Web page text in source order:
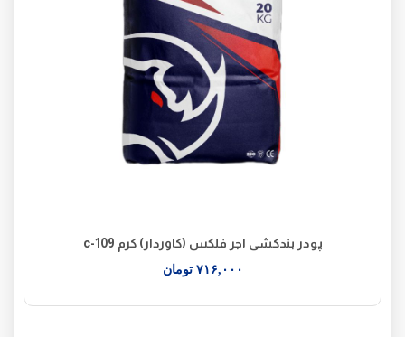
پودر بندکشی اجر فلکس (کاوردار) کرم c-109
۷۱۶,۰۰۰ تومان